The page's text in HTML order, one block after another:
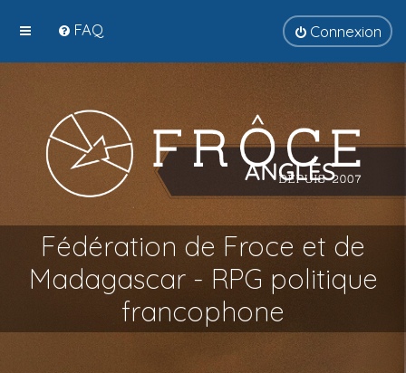
FAQ Connexion
Fédération de Froce et de
Madagascar - RPG politique
francophone